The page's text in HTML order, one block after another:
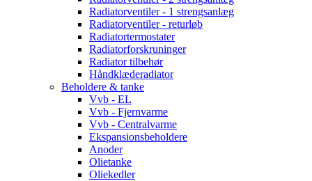
Radiatorventiler - 1 strengsanlæg
Radiatorventiler - returløb
Radiatortermostater
Radiatorforskruninger
Radiator tilbehør
Håndklæderadiator
Beholdere & tanke
Vvb - EL
Vvb - Fjernvarme
Vvb - Centralvarme
Ekspansionsbeholdere
Anoder
Olietanke
Oliekedler